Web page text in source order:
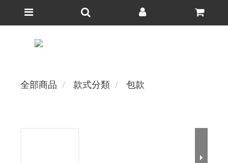
全部商品 款式分類 包款